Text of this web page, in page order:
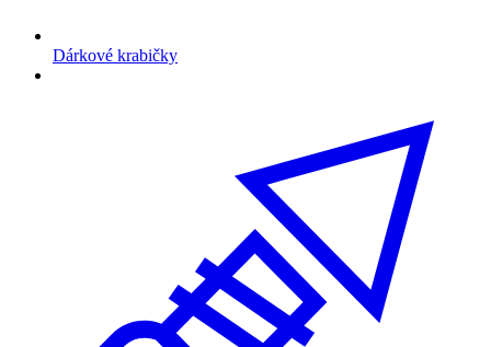
Dárkové krabičky